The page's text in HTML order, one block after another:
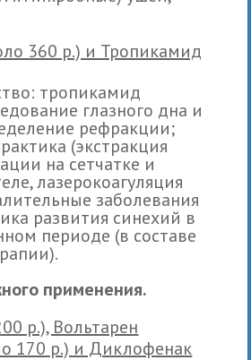
360 р.) и Тропикамид
тропикамид
глазного дна и
рефракции;
(экстракция
на сетчатке и
лазерокоагуляция
заболевания
развития синехий в
периоде (в составе
применения.
р.), Вольтарен
170 р.) и Диклофенак